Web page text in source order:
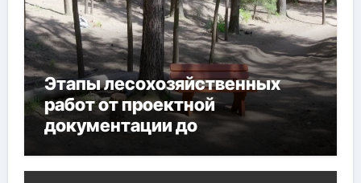
Этапы лесохозяйственных
работ от проектной
документации до
мероприятий и обустройства